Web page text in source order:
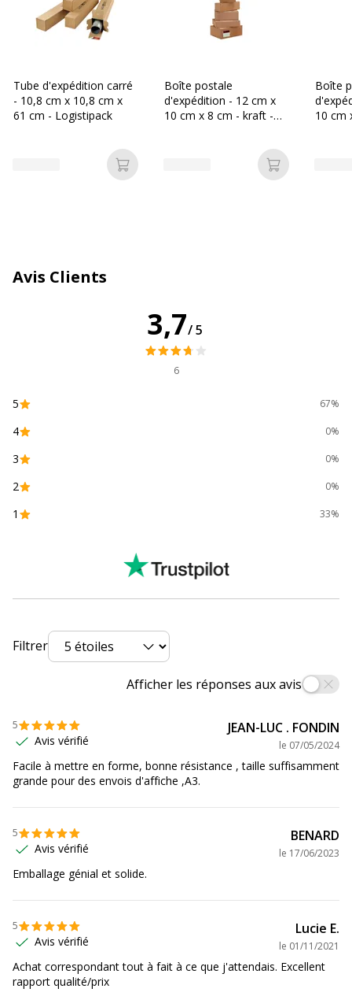
Caractéristiques environnementales
Caractéristiques environnementales
Données d'identification
Données d'identification
Code barre maitre 4033657720201
Dimensions et poids
Dimensions et poids
10 cm
Profondeur interieur
Tube d'expédition carré
- 10,8 cm x 10,8 cm x
61 cm - Logistipack
Ajouter au panier
Boîte postale
d'expédition - 12 cm x
10 cm x 8 cm - kraft -
Ajouter au
Boîte
10 cm
Avis Clients
3,7/5
6
5 67%
4 0%
3 0%
2 0%
1 33%
Filtrer
Afficher les réponses aux avis
5
Avis vérifié
JEAN-LUC . FONDIN
le 07/05/2024
Facile à mettre en forme, bonne résistance , taille suffisamment
grande pour des envois d'affiche ,A3.
5
Avis vérifié
BENARD
le 17/06/2023
Emballage génial et solide.
5
Avis vérifié
Lucie E.
le 01/11/2021
Achat correspondant tout à fait à ce que j'attendais. Excellent
rapport qualité/prix